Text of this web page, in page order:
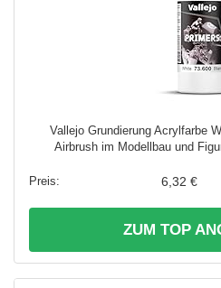
Vallejo Grundierung Acrylfarbe
Airbrush im Modellbau und
6,32 €
ZUM TOP